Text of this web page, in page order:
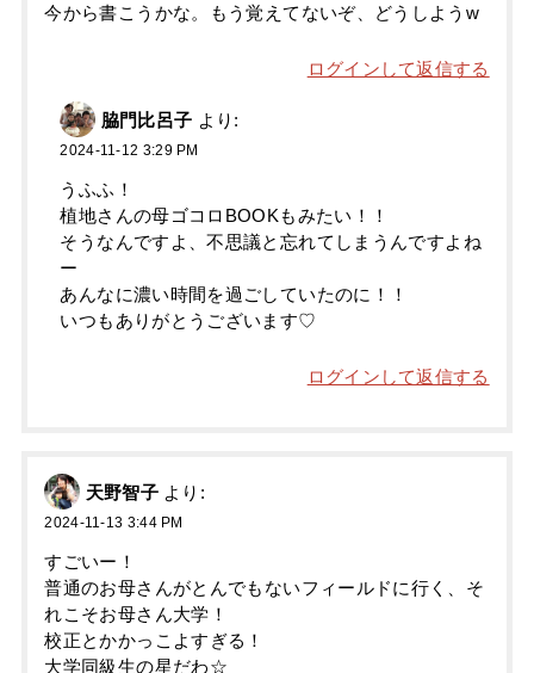
今から書こうかな。もう覚えてないぞ、どうしようw
ログインして返信する
脇門比呂子 より:
2024-11-12 3:29 PM
うふふ！
植地さんの母ゴコロBOOKもみたい！！
そうなんですよ、不思議と忘れてしまうんですよね
ー
あんなに濃い時間を過ごしていたのに！！
いつもありがとうございます♡
ログインして返信する
天野智子 より:
2024-11-13 3:44 PM
すごいー！
普通のお母さんがとんでもないフィールドに行く、そ
れこそお母さん大学！
校正とかかっこよすぎる！
大学同級生の星だわ☆